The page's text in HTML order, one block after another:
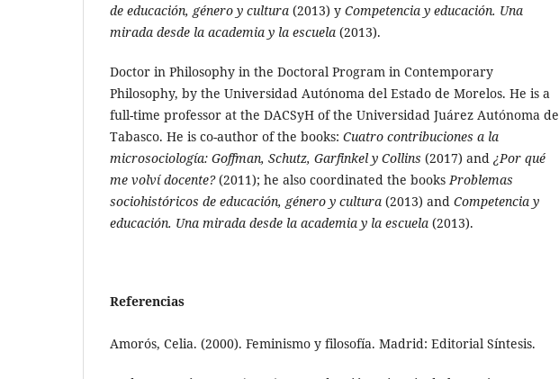
de educación, género y cultura (2013) y Competencia y educación. Una
mirada desde la academia y la escuela (2013).
Doctor in Philosophy in the Doctoral Program in Contemporary
Philosophy, by the Universidad Autónoma del Estado de Morelos. He is a
full-time professor at the DACSyH of the Universidad Juárez Autónoma de
Tabasco. He is co-author of the books: Cuatro contribuciones a la
microsociología: Goffman, Schutz, Garfinkel y Collins (2017) and ¿Por qué
me volví docente?(2011); he also coordinated the booksProblemas
sociohistóricos de educación, género y cultura (2013) and Competencia y
educación. Una mirada desde la academia y la escuela (2013).
Referencias
Amorós, Celia. (2000). Feminismo y filosofía. Madrid: Editorial Síntesis.